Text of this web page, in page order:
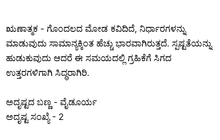
ಋಣಾತ್ಮಕ - ಗೊಂದಲದ ಮೋಡ ಕವಿದಿದೆ, ನಿರ್ಧಾರಗಳನ್ನು
ಮಾಡುವುದು ಸಾಮಾನ್ಯಕ್ಕಿಂತ ಹೆಚ್ಚು ಭಾರವಾಗಿರುತ್ತದೆ. ಸ್ಪಷ್ಟತೆಯನ್ನು
ಹುಡುಕುವುದು ಆದರೆ ಈ ಸಮಯದಲ್ಲಿ ಗ್ರಹಿಕೆಗೆ ಸಿಗದ
ಉತ್ತರಗಳಿಗಾಗಿ ಸಿದ್ಧರಾಗಿರಿ.
ಅದೃಷ್ಟದ ಬಣ್ಣ - ವೈಡೂರ್ಯ
ಅದೃಷ್ಟ ಸಂಖ್ಯೆ - 2